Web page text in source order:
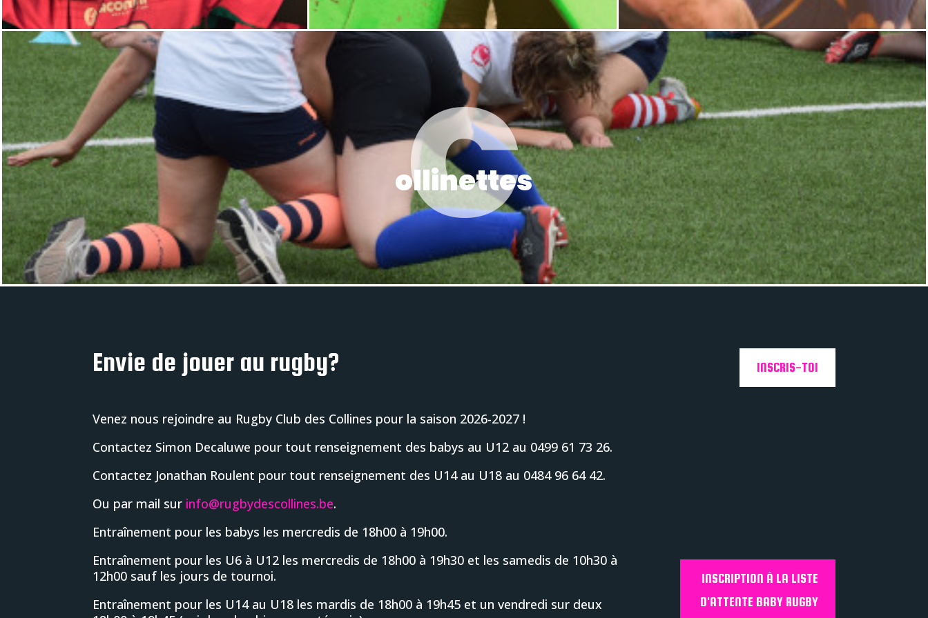
C
ollinettes
Envie de jouer au rugby?
Venez nous rejoindre au Rugby Club des Collines pour la saison 2026-2027 !
Contactez Simon Decaluwe pour tout renseignement des babys au U12 au 0499 61 73 26.
Contactez Jonathan Roulent pour tout renseignement des U14 au U18 au 0484 96 64 42.
Ou par mail sur info@rugbydescollines.be.
Entraînement pour les babys les mercredis de 18h00 à 19h00.
Entraînement pour les U6 à U12 les mercredis de 18h00 à 19h30 et les samedis de 10h30 à
12h00 sauf les jours de tournoi.
Entraînement pour les U14 au U18 les mardis de 18h00 à 19h45 et un vendredi sur deux
INSCRIS-TOI
INSCRIPTION À LA LISTE
D'ATTENTE BABY RUGBY